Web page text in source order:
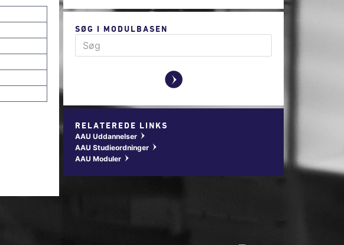
SØG I MODULBASEN
y
RELATEREDE LINKS
AAU Uddannelser w
AAU Studieordninger w
AAU Moduler w